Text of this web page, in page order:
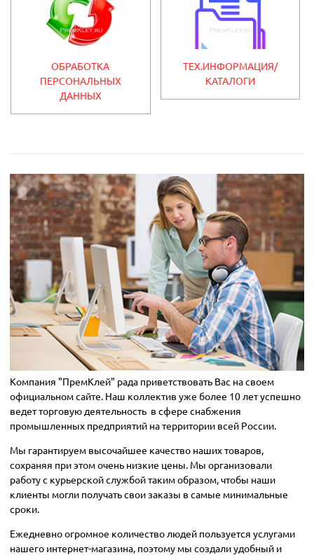
ОБРАБОТКА
ПЕРСОНАЛЬНЫХ
ДАННЫХ
ТЕХ.ИНФОРМАЦИЯ/
КАТАЛОГИ
Компания "ПремКлей" рада приветствовать Вас на своем
официальном сайте. Наш коллектив уже более 10 лет успешно
ведет торговую деятельность в сфере снабжения
промышленных предприятий на территории всей России.
Мы гарантируем высочайшее качество наших товаров,
сохраняя при этом очень низкие цены. Мы организовали
работу с курьерской службой таким образом, чтобы наши
клиенты могли получать свои заказы в самые минимальные
сроки.
Ежедневно огромное количество людей пользуется услугами
нашего интернет-магазина, поэтому мы создали удобный и